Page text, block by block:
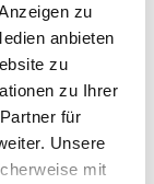
zu
anbieten
zu
zu Ihrer
für
Unsere
mit